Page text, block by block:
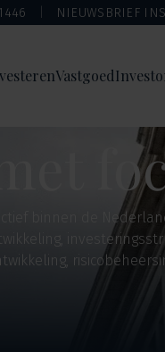
NIEUWSBRIEF
Vastgoed
binnen de